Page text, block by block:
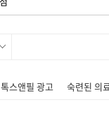
톡스앤필 광고 숙련된 의